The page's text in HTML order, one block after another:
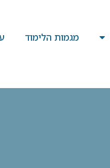
מגמות הלימוד